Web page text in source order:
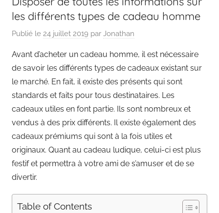
les différents types de cadeau homme
Publié le 24 juillet 2019 par Jonathan
Avant d’acheter un cadeau homme, il est nécessaire
de savoir les différents types de cadeaux existant sur
le marché. En fait, il existe des présents qui sont
standards et faits pour tous destinataires. Les
cadeaux utiles en font partie. Ils sont nombreux et
vendus à des prix différents. Il existe également des
cadeaux prémiums qui sont à la fois utiles et
originaux. Quant au cadeau ludique, celui-ci est plus
festif et permettra à votre ami de s’amuser et de se
divertir.
Table of Contents